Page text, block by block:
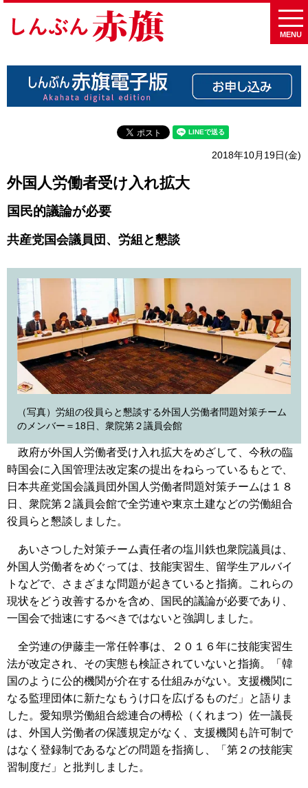
MENU
2018年10月19日(金)
外国人労働者受け入れ拡大
国民的議論が必要
共産党国会議員団、労組と懇談
（写真）労組の役員らと懇談する外国人労働者問題対策チーム
のメンバー＝18日、衆院第２議員会館
政府が外国人労働者受け入れ拡大をめざして、今秋の臨
時国会に入国管理法改定案の提出をねらっているもとで、
日本共産党国会議員団外国人労働者問題対策チームは１８
日、衆院第２議員会館で全労連や東京土建などの労働組合
役員らと懇談しました。
あいさつした対策チーム責任者の塩川鉄也衆院議員は、
外国人労働者をめぐっては、技能実習生、留学生アルバイ
トなどで、さまざまな問題が起きていると指摘。これらの
現状をどう改善するかを含め、国民的議論が必要であり、
一国会で拙速にするべきではないと強調しました。
全労連の伊藤圭一常任幹事は、２０１６年に技能実習生
法が改定され、その実態も検証されていないと指摘。「韓
国のように公的機関が介在する仕組みがない。支援機関に
なる監理団体に新たなもうけ口を広げるものだ」と語りま
した。愛知県労働組合総連合の榑松（くれまつ）佐一議長
は、外国人労働者の保護規定がなく、支援機関も許可制で
はなく登録制であるなどの問題を指摘し、「第２の技能実
習制度だ」と批判しました。